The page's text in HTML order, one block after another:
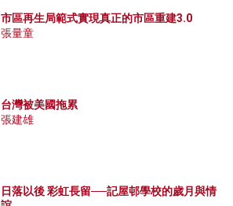
市區再生局範式實現真正的市區重建3.0
張量童
台灣被美國拖累
張建雄
日落以後 彩虹長留──記屋邨學校的歲月與情